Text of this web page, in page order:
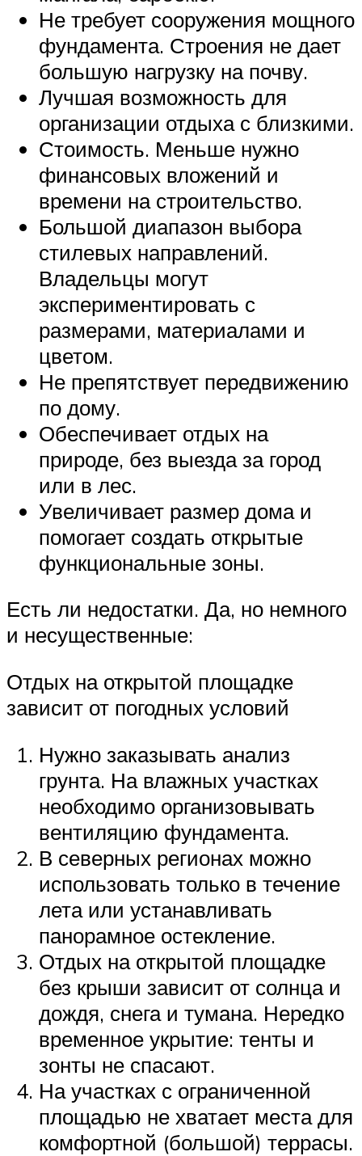
Не требует сооружения мощного
фундамента. Строения не дает
большую нагрузку на почву.
Лучшая возможность для
организации отдыха с близкими.
Стоимость. Меньше нужно
финансовых вложений и
времени на строительство.
Большой диапазон выбора
стилевых направлений.
Владельцы могут
экспериментировать с
размерами, материалами и
цветом.
Не препятствует передвижению
по дому.
Обеспечивает отдых на
природе, без выезда за город
или в лес.
Увеличивает размер дома и
помогает создать открытые
функциональные зоны.
Есть ли недостатки. Да, но немного
и несущественные:
Отдых на открытой площадке
зависит от погодных условий
Нужно заказывать анализ
грунта. На влажных участках
необходимо организовывать
вентиляцию фундамента.
В северных регионах можно
использовать только в течение
лета или устанавливать
панорамное остекление.
Отдых на открытой площадке
без крыши зависит от солнца и
дождя, снега и тумана. Нередко
временное укрытие: тенты и
зонты не спасают.
На участках с ограниченной
площадью не хватает места для
комфортной (большой) террасы.